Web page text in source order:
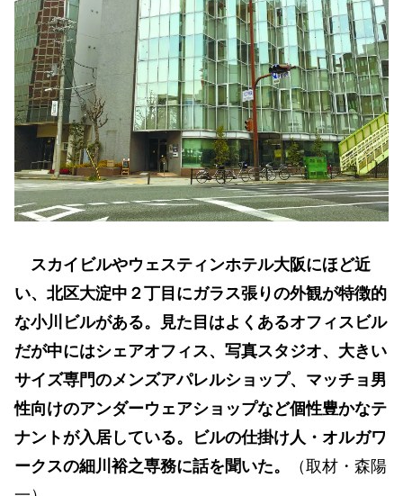
スカイビルやウェスティンホテル大阪にほど近
い、北区大淀中２丁目にガラス張りの外観が特徴的
な小川ビルがある。見た目はよくあるオフィスビル
だが中にはシェアオフィス、写真スタジオ、大きい
サイズ専門のメンズアパレルショップ、マッチョ男
性向けのアンダーウェアショップなど個性豊かなテ
ナントが入居している。ビルの仕掛け人・オルガワ
ークスの細川裕之専務に話を聞いた。
（取材・森陽